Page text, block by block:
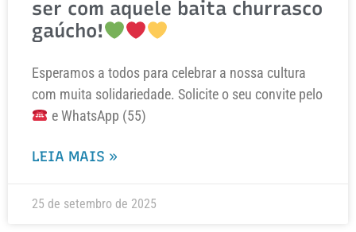
ser com aquele baita churrasco
gaúcho!
Esperamos a todos para celebrar a nossa cultura
com muita solidariedade. Solicite o seu convite pelo
e WhatsApp (55)
LEIA MAIS »
25 de setembro de 2025